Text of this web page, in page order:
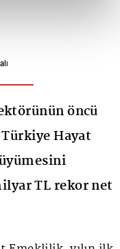
öncü
Hayat
TL rekor net